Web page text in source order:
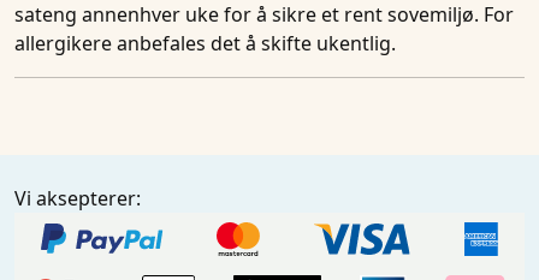
sateng annenhver uke for å sikre et rent sovemiljø. For
allergikere anbefales det å skifte ukentlig.
Vi aksepterer: